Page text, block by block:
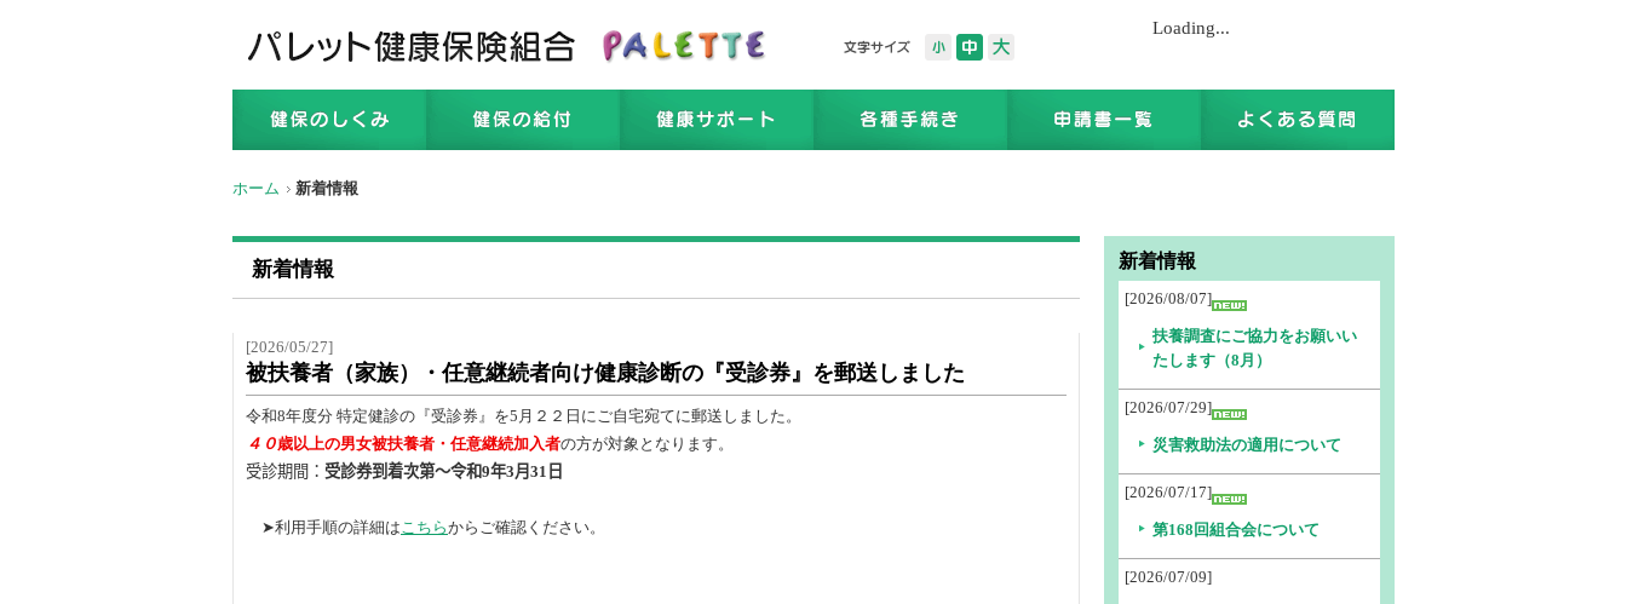
Loading...
ホーム 新着情報
新着情報
[2026/05/27]
被扶養者（家族）・任意継続者向け健康診断の『受診券』を郵送しました
令和8年度分 特定健診の『受診券』を5月２２日にご自宅宛てに郵送しました。
４０歳以上の男女被扶養者・任意継続加入者の方が対象となります。
受診期間： 受診券到着次第～令和9年3月 31 日
➤利用手順の詳細はこちらからご確認ください。
新着情報
[2026/08/07]
扶養調査にご協力をお願いい
たします（8月）
[2026/07/29]
災害救助法の適用について
[2026/07/17]
第168回組合会について
[2026/07/09]